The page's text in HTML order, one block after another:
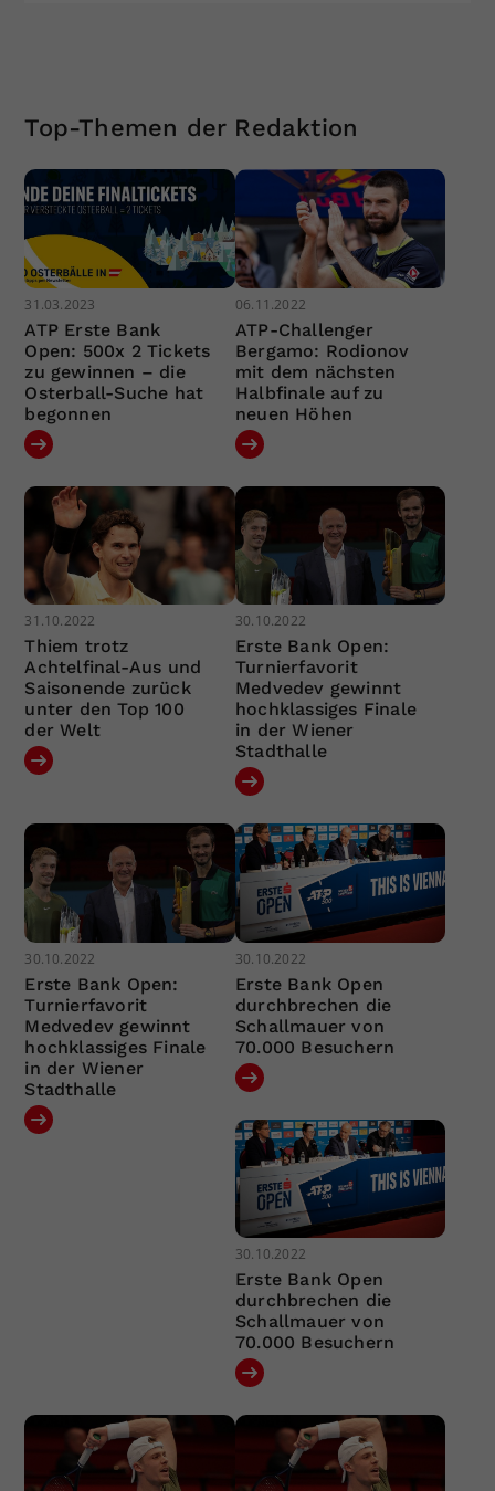
Top-Themen der Redaktion
31.03.2023
ATP Erste Bank
Open: 500x 2 Tickets
zu gewinnen – die
Osterball-Suche hat
begonnen
06.11.2022
ATP-Challenger
Bergamo: Rodionov
mit dem nächsten
Halbfinale auf zu
neuen Höhen
31.10.2022
Thiem trotz
Achtelfinal-Aus und
Saisonende zurück
unter den Top 100
der Welt
30.10.2022
Erste Bank Open:
Turnierfavorit
Medvedev gewinnt
hochklassiges Finale
in der Wiener
Stadthalle
30.10.2022
Erste Bank Open:
Turnierfavorit
Medvedev gewinnt
hochklassiges Finale
in der Wiener
Stadthalle
30.10.2022
Erste Bank Open
durchbrechen die
Schallmauer von
70.000 Besuchern
30.10.2022
Erste Bank Open
durchbrechen die
Schallmauer von
70.000 Besuchern